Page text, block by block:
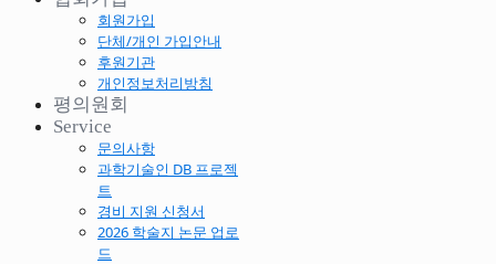
회원가입
단체/개인 가입안내
후원기관
개인정보처리방침
평의원회
Service
문의사항
과학기술인 DB 프로젝
트
경비 지원 신청서
2026 학술지 논문 업로
드